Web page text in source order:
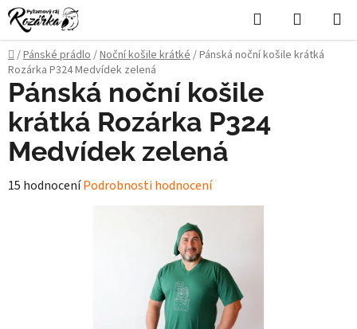
Přejít
na
obsah
Hledat
KOŠÍK
Domů
/Pánské prádlo/Noční košile krátké/Pánská noční košile krátká
Rozárka P324 Medvídek zelená
Pánská noční košile
krátká Rozárka P324
Medvídek zelená
Průměrné
15 hodnoceníPodrobnosti hodnocení